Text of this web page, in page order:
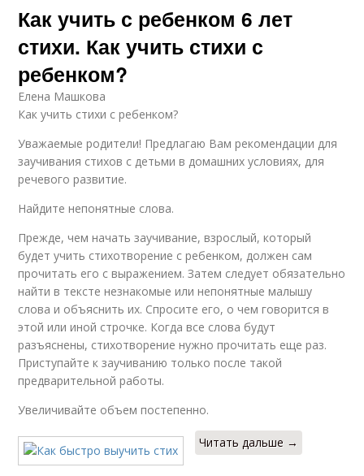
Как учить с ребенком 6 лет
стихи. Как учить стихи с
ребенком?
Елена Машкова
Как учить стихи с ребенком?
Уважаемые родители! Предлагаю Вам рекомендации для
заучивания стихов с детьми в домашних условиях, для
речевого развитие.
Найдите непонятные слова.
Прежде, чем начать заучивание, взрослый, который
будет учить стихотворение с ребенком, должен сам
прочитать его с выражением. Затем следует обязательно
найти в тексте незнакомые или непонятные малышу
слова и объяснить их. Спросите его, о чем говорится в
этой или иной строчке. Когда все слова будут
разъяснены, стихотворение нужно прочитать еще раз.
Приступайте к заучиванию только после такой
предварительной работы.
Увеличивайте объем постепенно.
Читать дальше →